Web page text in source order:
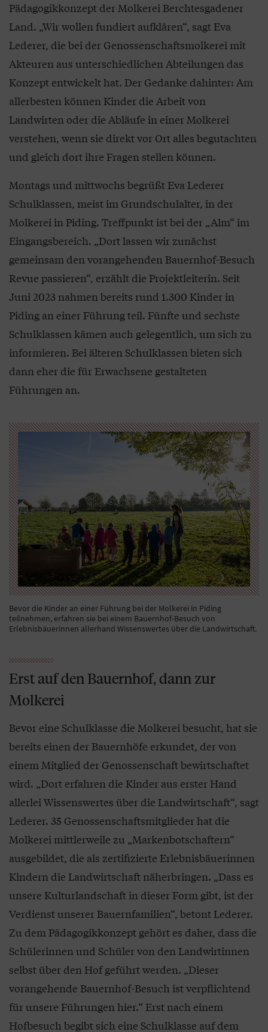
Pädagogikkonzept der Molkerei Berchtesgadener
Land. „Wir wollen fundiert aufklären“, sagt Eva
Lederer, die bei der Genossenschaftsmolkerei mit
Akteuren aus unterschiedlichen Abteilungen das
Konzept entwickelt hat. Der Gedanke dahinter: Am
allerbesten können Kinder die Arbeit von
Landwirten oder die Abläufe in einer Molkerei
verstehen, wenn sie direkt vor Ort alles begutachten
und gleich dort ihre Fragen stellen können.
Montags und mittwochs begrüßt Eva Lederer
Schulklassen, meist im Grundschulalter, in der
Molkerei in Piding. Treffpunkt ist bei der „Alm“ im
Eingangsbereich. „Dort lassen wir zunächst
gemeinsam den vorangehenden Bauernhof-Besuch
Revue passieren“, erzählt die Projektleiterin. Seit
Juni 2023 nahmen bereits rund 1.300 Kinder in
Piding an einer Führung teil. Fünfte und sechste
Schulklassen kämen auch gelegentlich, um sich zu
informieren. Bei älteren Schulklassen bieten sich
dann eher die für Erwachsene gestalteten
Führungen an.
Bevor die Kinder an einer Führung bei der Molkerei in Piding
teilnehmen, erfahren sie bei einem Bauernhof-Besuch von
Erlebnisbäuerinnen allerhand Wissenswertes über die Landwirtschaft.
Erst auf den Bauernhof, dann zur
Molkerei
Bevor eine Schulklasse die Molkerei besucht, hat sie
bereits einen der Bauernhöfe erkundet, der von
einem Mitglied der Genossenschaft bewirtschaftet
wird. „Dort erfahren die Kinder aus erster Hand
allerlei Wissenswertes über die Landwirtschaft“, sagt
Lederer. 35 Genossenschaftsmitglieder hat die
Molkerei mittlerweile zu „Markenbotschaftern“
ausgebildet, die als zertifizierte Erlebnisbäuerinnen
Kindern die Landwirtschaft näherbringen. „Dass es
unsere Kulturlandschaft in dieser Form gibt, ist der
Verdienst unserer Bauernfamilien“, betont Lederer.
Zu dem Pädagogikkonzept gehört es daher, dass die
Schülerinnen und Schüler von den Landwirtinnen
selbst über den Hof geführt werden. „Dieser
vorangehende Bauernhof-Besuch ist verpflichtend
für unsere Führungen hier.“ Erst nach einem
Hofbesuch begibt sich eine Schulklasse auf dem